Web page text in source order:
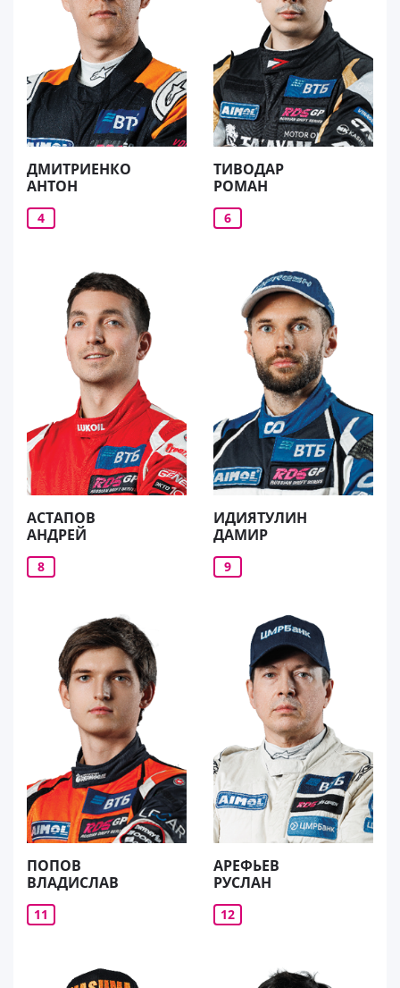
ДМИТРИЕНКО
АНТОН
4
ТИВОДАР
РОМАН
6
АСТАПОВ
АНДРЕЙ
8
ИДИЯТУЛИН
ДАМИР
9
ПОПОВ
ВЛАДИСЛАВ
11
АРЕФЬЕВ
РУСЛАН
12